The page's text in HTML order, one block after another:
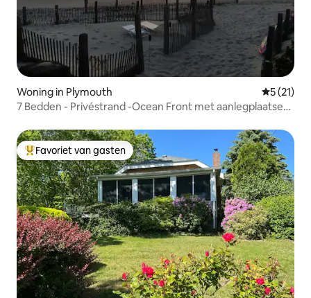
Woning in Plymouth
5 (21)
7 Bedden - Privéstrand -Ocean Front met aanlegplaatsen
Topfavoriet van gasten
Favoriet van gasten